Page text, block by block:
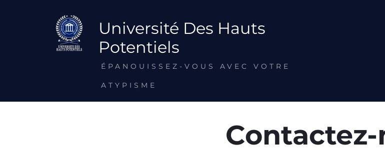
Université Des Hauts
Potentiels
ÉPANOUISSEZ-VOUS AVEC VOTRE
ATYPISME